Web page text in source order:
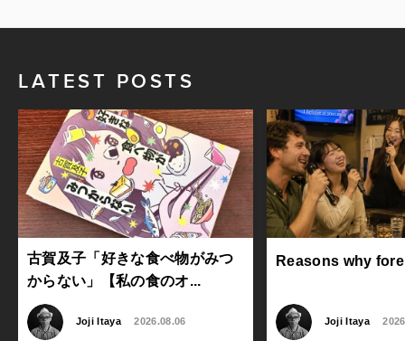
LATEST POSTS
古賀及子「好きな食べ物がみつ
からない」【私の食のオ...
Joji Itaya 2026.08.06
Reasons why
Joji Itaya